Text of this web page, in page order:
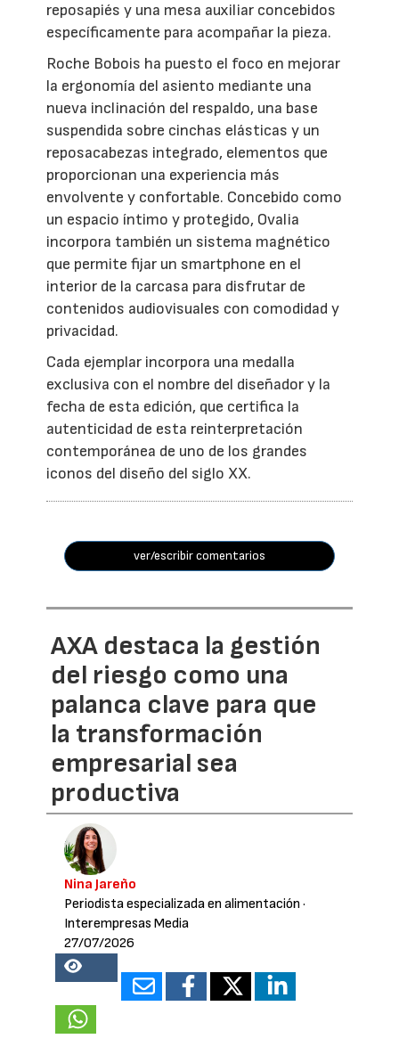
reposapiés y una mesa auxiliar concebidos
específicamente para acompañar la pieza.
Roche Bobois ha puesto el foco en mejorar
la ergonomía del asiento mediante una
nueva inclinación del respaldo, una base
suspendida sobre cinchas elásticas y un
reposacabezas integrado, elementos que
proporcionan una experiencia más
envolvente y confortable. Concebido como
un espacio íntimo y protegido, Ovalia
incorpora también un sistema magnético
que permite fijar un smartphone en el
interior de la carcasa para disfrutar de
contenidos audiovisuales con comodidad y
privacidad.
Cada ejemplar incorpora una medalla
exclusiva con el nombre del diseñador y la
fecha de esta edición, que certifica la
autenticidad de esta reinterpretación
contemporánea de uno de los grandes
iconos del diseño del siglo XX.
ver/escribir comentarios
AXA destaca la gestión
del riesgo como una
palanca clave para que
la transformación
empresarial sea
productiva
Nina Jareño
Periodista especializada en alimentación ·
Interempresas Media
27/07/2026
17893